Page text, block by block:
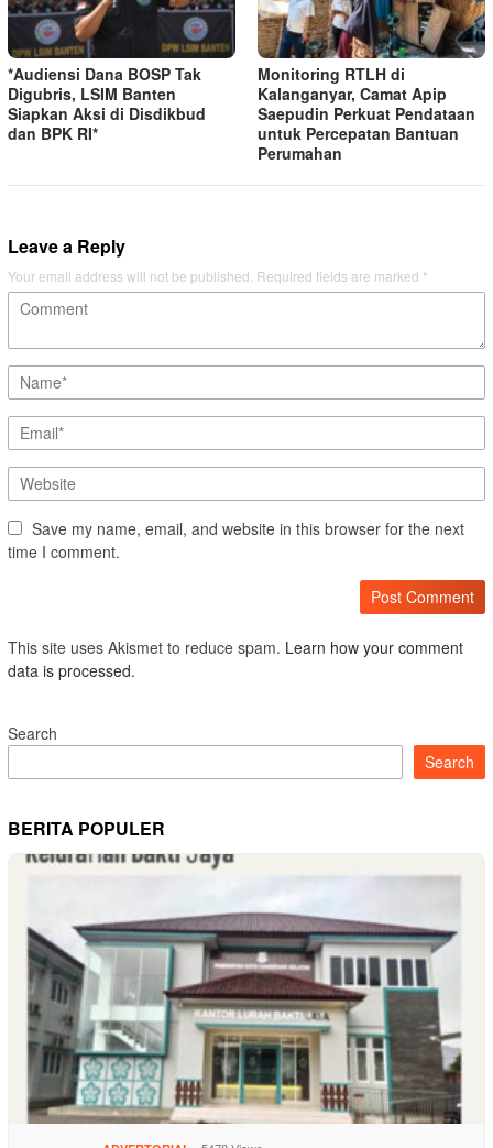
*Audiensi Dana BOSP Tak
Digubris, LSIM Banten
Siapkan Aksi di Disdikbud
dan BPK RI*
Monitoring RTLH di
Kalanganyar, Camat Apip
Saepudin Perkuat Pendataan
untuk Percepatan Bantuan
Perumahan
Leave a Reply
Your email address will not be published. Required fields are marked *
Save my name, email, and website in this browser for the next
time I comment.
This site uses Akismet to reduce spam. Learn how your comment
data is processed.
Search
Search
BERITA POPULER